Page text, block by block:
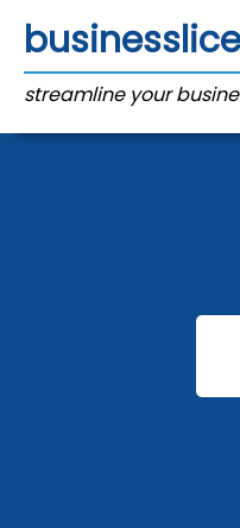
streamline your